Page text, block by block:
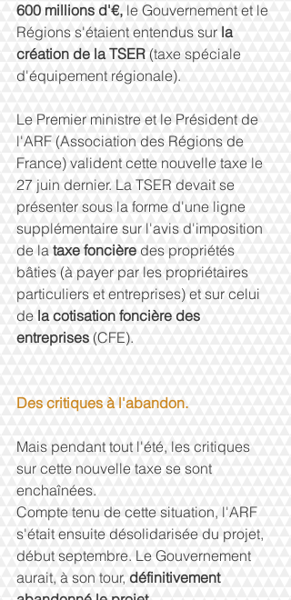
600 millions d'€, le Gouvernement et le
Régions s'étaient entendus sur la
création de la TSER (taxe spéciale
d'équipement régionale).
Le Premier ministre et le Président de
l'ARF (Association des Régions de
France) valident cette nouvelle taxe le
27 juin dernier. La TSER devait se
présenter sous la forme d'une ligne
supplémentaire sur l'avis d'imposition
de la taxe foncière des propriétés
bâties (à payer par les propriétaires
particuliers et entreprises) et sur celui
de la cotisation foncière des
entreprises (CFE).
Des critiques à l'abandon.
Mais pendant tout l'été, les critiques
sur cette nouvelle taxe se sont
enchaînées.
Compte tenu de cette situation, l'ARF
s'était ensuite désolidarisée du projet,
début septembre. Le Gouvernement
aurait, à son tour, définitivement